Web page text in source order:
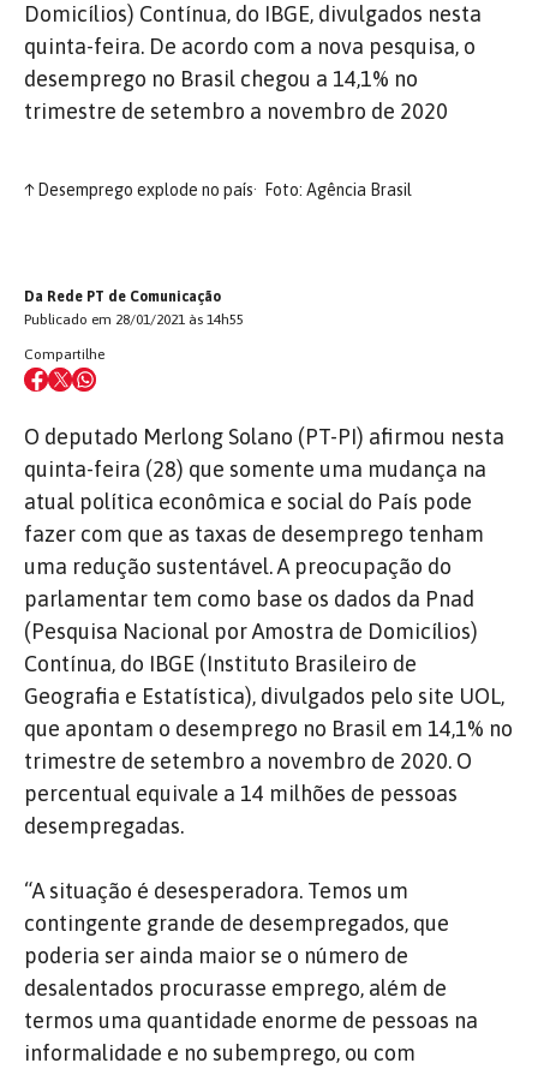
Domicílios) Contínua, do IBGE, divulgados nesta
quinta-feira. De acordo com a nova pesquisa, o
desemprego no Brasil chegou a 14,1% no
trimestre de setembro a novembro de 2020
↑Desemprego explode no país Foto: Agência Brasil
Da Rede PT de Comunicação
Publicado em 28/01/2021 às 14h55
Compartilhe
O deputado Merlong Solano (PT-PI) afirmou nesta
quinta-feira (28) que somente uma mudança na
atual política econômica e social do País pode
fazer com que as taxas de desemprego tenham
uma redução sustentável. A preocupação do
parlamentar tem como base os dados da Pnad
(Pesquisa Nacional por Amostra de Domicílios)
Contínua, do IBGE (Instituto Brasileiro de
Geografia e Estatística), divulgados pelo site UOL,
que apontam o desemprego no Brasil em 14,1% no
trimestre de setembro a novembro de 2020. O
percentual equivale a 14 milhões de pessoas
desempregadas.
“A situação é desesperadora. Temos um
contingente grande de desempregados, que
poderia ser ainda maior se o número de
desalentados procurasse emprego, além de
termos uma quantidade enorme de pessoas na
informalidade e no subemprego, ou com